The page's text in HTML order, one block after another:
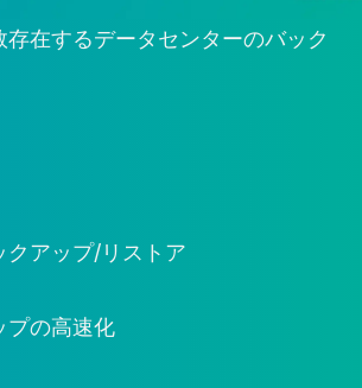
存在するデータセンターのバック
クアップ/リストア
プの高速化